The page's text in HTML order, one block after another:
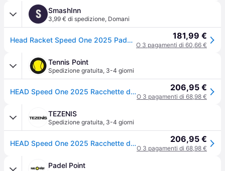
S SmashInn
3,99 € di spedizione, Domani
Head Racket Speed One 2025 Padel Racket Grigio 181,99 €
O 3 pagamenti di 60,66 €
Tennis Point
Spedizione gratuita, 3-4 giorni
HEAD Speed One 2025 Racchette da padel - nero 206,95 €
O 3 pagamenti di 68,98 €
TEZENIS
Spedizione gratuita, 3-4 giorni
HEAD Speed One 2025 Racchette da padel - nero 206,95 €
O 3 pagamenti di 68,98 €
Padel Point